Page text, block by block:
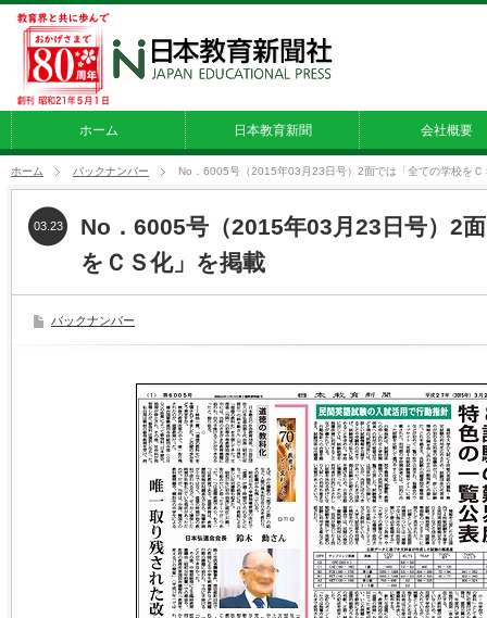
ホーム 日本教育新聞 会社概要
ホーム バックナンバー No．6005号（2015年03月23日号）2面では「全ての学校をＣ
No．6005号（2015年03月23日号）2
をＣＳ化」を掲載
03.23
バックナンバー